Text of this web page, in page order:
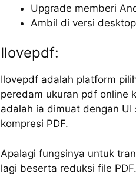
Upgrade memberi
Ambil di versi desktop
Ilovepdf:
Ilovepdf adalah platform
peredam ukuran pdf online
adalah ia dimuat dengan
kompresi PDF.
Apalagi fungsinya untuk
lagi beserta reduksi file PDF.